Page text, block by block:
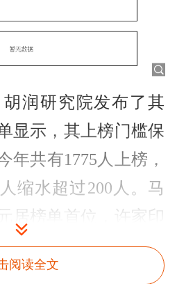
胡润研究院发布了其
显示，其上榜门槛保
年共有1775人上榜，
缩水超过200人。马
居榜单首位，许家印
第二，马化腾排名第
高达7600亿，相当于
阅读全文